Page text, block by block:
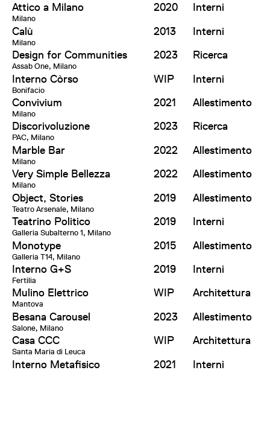
Attico a Milano
Milano
2020
Interni
Calù
Milano
2013
Interni
Design for Communities
Assab One, Milano
2023
Ricerca
Interno Còrso
Bonifacio
WIP
Interni
Convivium
Milano
2021
Allestimento
Discorivoluzione
PAC, Milano
2023
Ricerca
Marble Bar
Milano
2022
Allestimento
Very Simple Bellezza
Milano
2022
Allestimento
Object, Stories
Teatro Arsenale, Milano
2019
Allestimento
Teatrino Politico
Galleria Subalterno 1, Milano
2019
Interni
Monotype
Galleria T14, Milano
2015
Allestimento
Interno G+S
Fertilia
2019
Interni
Mulino Elettrico
Mantova
WIP
Architettura
Besana Carousel
Salone, Milano
2023
Allestimento
Casa CCC
Santa Maria di Leuca
WIP
Architettura
Interno Metafisico
2021
Interni